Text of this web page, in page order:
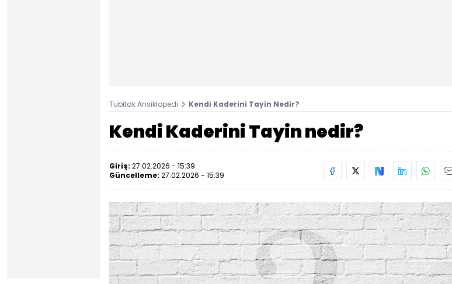
Tubitak Ansiklopedi Kendi Kaderini Tayin Nedir?
Kendi Kaderini Tayin nedir?
Giriş: 27.02.2026 - 15:39
Güncelleme: 27.02.2026 - 15:39